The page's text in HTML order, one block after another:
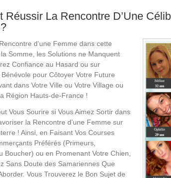
Réussir La Rencontre D’Une
d’une Femme dans cette
Somme, les Solutions ne Manquent
Confiance au Hasard ou sur
Bénévole pour Côtoyer Votre Future
dans Votre Ville ou Votre Village ou
Région Hauts-de-France !
Vous Sourire si Vous Aimez Sortir dans
la Rencontre d’une Femme sur
! Ainsi, en Faisant Vos Courses
Préférés (Primeurs,
Boucher) ou en Promenant Votre Chien,
Sans Doute des Samariennes Que
Vous Trouverez le Bon Sujet de